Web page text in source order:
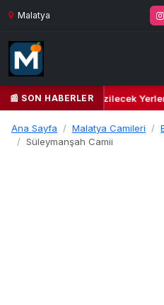
Malatya
📰 SON HABERLER
Yeşilyurt’ta Gezilecek Yerler
Ana Sayfa Malatya Camileri
Süleymanşah Camii